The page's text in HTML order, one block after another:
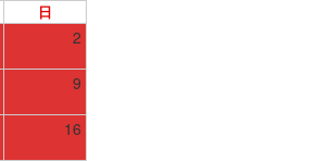
日
2
9
16